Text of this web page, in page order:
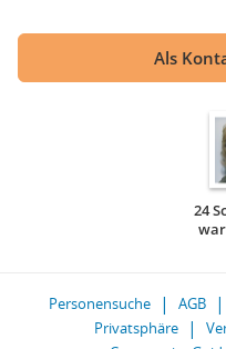
Als
24
Personensuche AGB
Privatsphäre